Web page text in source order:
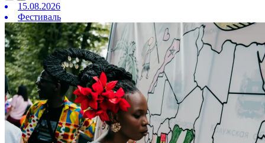
15.08.2026
Фестиваль